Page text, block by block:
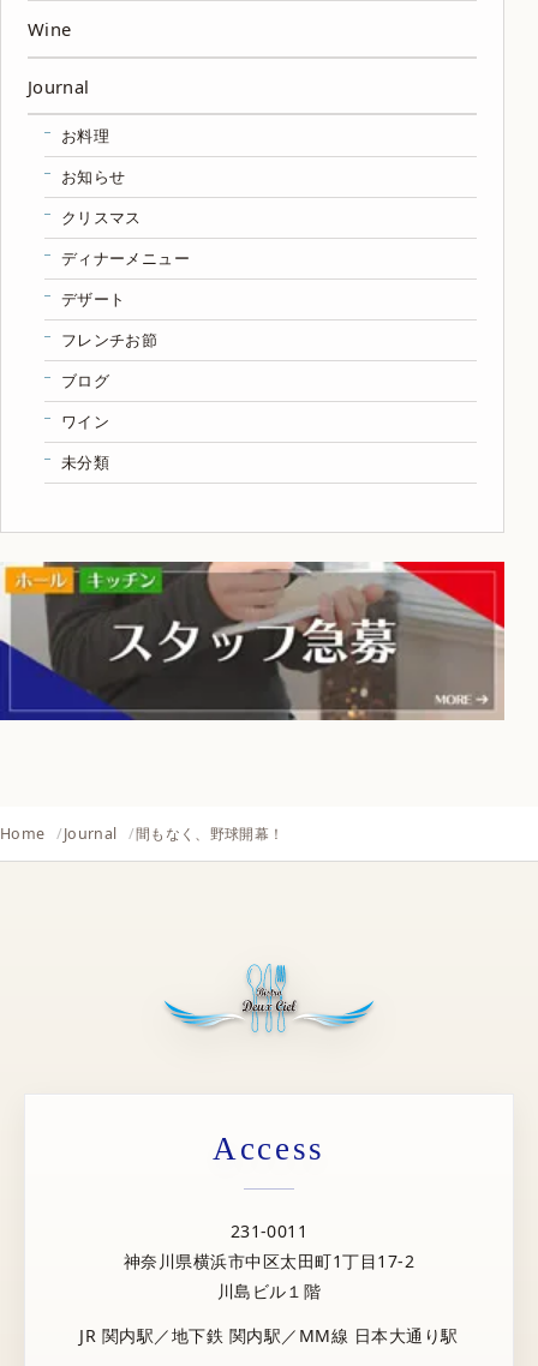
Wine
Journal
お料理
お知らせ
クリスマス
ディナーメニュー
デザート
フレンチお節
ブログ
ワイン
未分類
Home Journal 間もなく、野球開幕！
Access
231-0011
神奈川県横浜市中区太田町1丁目17-2
川島ビル１階
JR 関内駅／地下鉄 関内駅／MM線 日本大通り駅